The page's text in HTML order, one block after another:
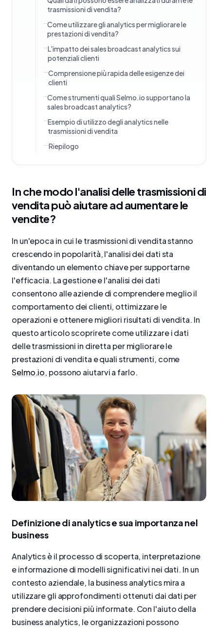
trasmissioni di vendita?
Come utilizzare gli analytics per migliorare le
prestazioni di vendita?
L'impatto dei sales broadcast analytics sui
potenziali clienti
Comprensione più rapida delle esigenze dei
clienti
Come strumenti quali Selmo.io supportano la
sales broadcast analytics?
Esempio di utilizzo degli analytics nelle
trasmissioni di vendita
Riepilogo
In che modo l'analisi delle trasmissioni di
vendita può aiutare ad aumentare le
vendite?
In un'epoca in cui le trasmissioni di vendita stanno
crescendo in popolarità, l'analisi dei dati sta
diventando un elemento chiave per supportarne
l'efficacia. La gestione e l'analisi dei dati
consentono alle aziende di comprendere meglio il
comportamento dei clienti, ottimizzare le
operazioni e ottenere migliori risultati di vendita. In
questo articolo scoprirete come utilizzare i dati
delle trasmissioni in diretta per migliorare le
prestazioni di vendita e quali strumenti, come
Selmo.io, possono aiutarvi a farlo.
Definizione di analytics e sua importanza nel
business
Analytics è il processo di scoperta, interpretazione
e informazione di modelli significativi nei dati. In un
contesto aziendale, la business analytics mira a
utilizzare gli approfondimenti ottenuti dai dati per
prendere decisioni più informate. Con l'aiuto della
business analytics, le organizzazioni possono